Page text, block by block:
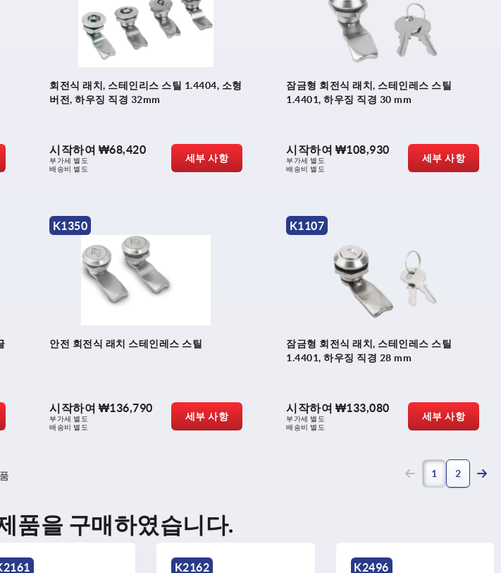
회전식 래치, 스테인리스 스틸 1.4404, 소형
버전, 하우징 직경 32mm
시작하여 ₩68,420
부가세 별도
배송비 별도
세부 사항
잠금형 회전식 래치, 스테인레스 스틸
1.4401, 하우징 직경 30 mm
시작하여 ₩108,930
부가세 별도
배송비 별도
세부 사항
K1350
안전 회전식 래치 스테인레스 스틸
시작하여 ₩136,790
부가세 별도
배송비 별도
세부 사항
K1107
잠금형 회전식 래치, 스테인레스 스틸
1.4401, 하우징 직경 28 mm
시작하여 ₩133,080
부가세 별도
배송비 별도
세부 사항
1 (current)
2
품을 구매하였습니다.
K2162 K2496